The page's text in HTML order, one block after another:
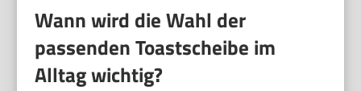
Wann wird die Wahl der
passenden Toastscheibe im
Alltag wichtig?